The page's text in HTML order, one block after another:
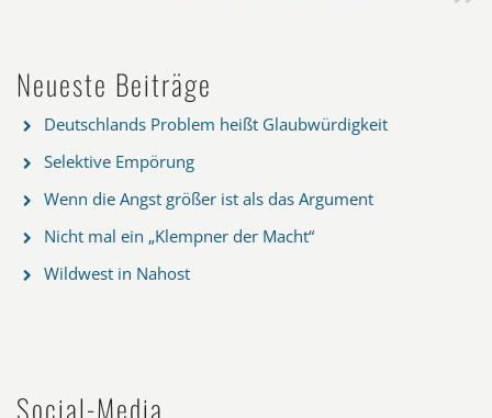
Neueste Beiträge
Deutschlands Problem heißt Glaubwürdigkeit
Selektive Empörung
Wenn die Angst größer ist als das Argument
Nicht mal ein „Klempner der Macht“
Wildwest in Nahost
Social-Media